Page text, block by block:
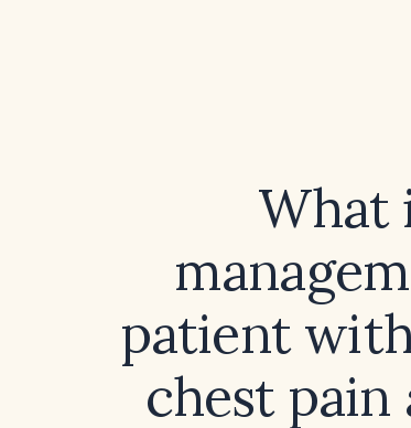
What
patient
chest pain